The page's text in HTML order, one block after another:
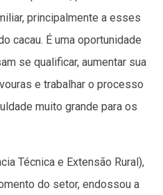
principalmente a esses
cacau. É uma oportunidade
se qualificar, aumentar sua
e trabalhar o processo
muito grande para os
Técnica e Extensão Rural),
do setor, endossou a